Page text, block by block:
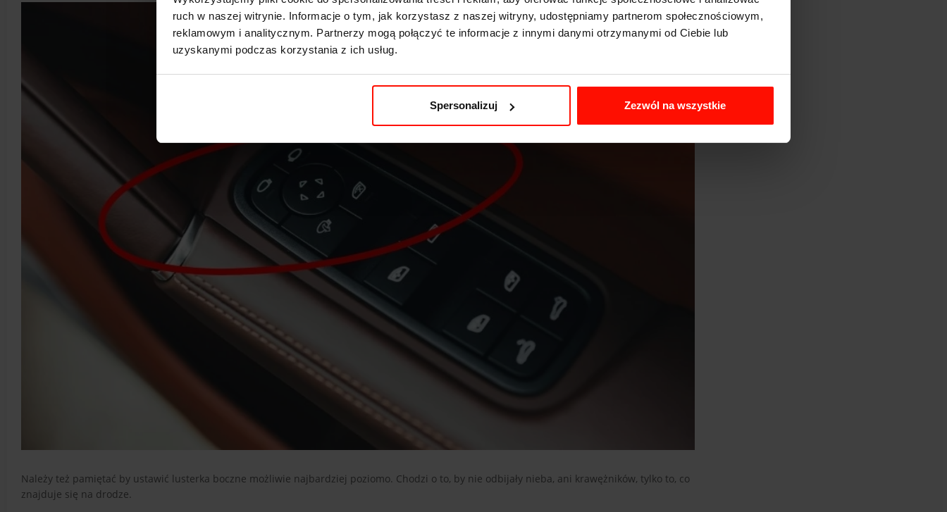
ruch w naszej witrynie. Informacje o tym, jak korzystasz z naszej witryny, udostępniamy partnerom społecznościowym,
reklamowym i analitycznym. Partnerzy mogą połączyć te informacje z innymi danymi otrzymanymi od Ciebie lub
uzyskanymi podczas korzystania z ich usług.
Spersonalizuj Zezwól na wszystkie
Należy też pamiętać by ustawić lusterka boczne możliwie najbardziej poziomo. Chodzi o to, by nie odbijały nieba, ani krawężników, tylko to, co
znajduje się na drodze.